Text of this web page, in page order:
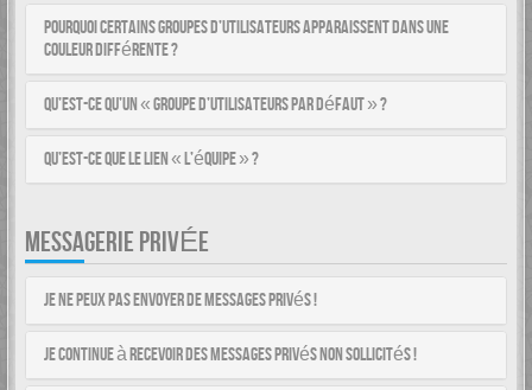
Pourquoi certains groupes d’utilisateurs apparaissent dans une
couleur différente ?
Qu’est-ce qu’un « groupe d’utilisateurs par défaut » ?
Qu’est-ce que le lien « L’équipe » ?
MESSAGERIE PRIVÉE
Je ne peux pas envoyer de messages privés !
Je continue à recevoir des messages privés non sollicités !